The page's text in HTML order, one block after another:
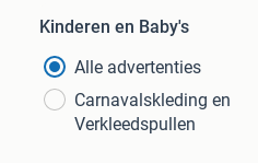
Kinderen en Baby's
Alle advertenties
Carnavalskleding en
Verkleedspullen